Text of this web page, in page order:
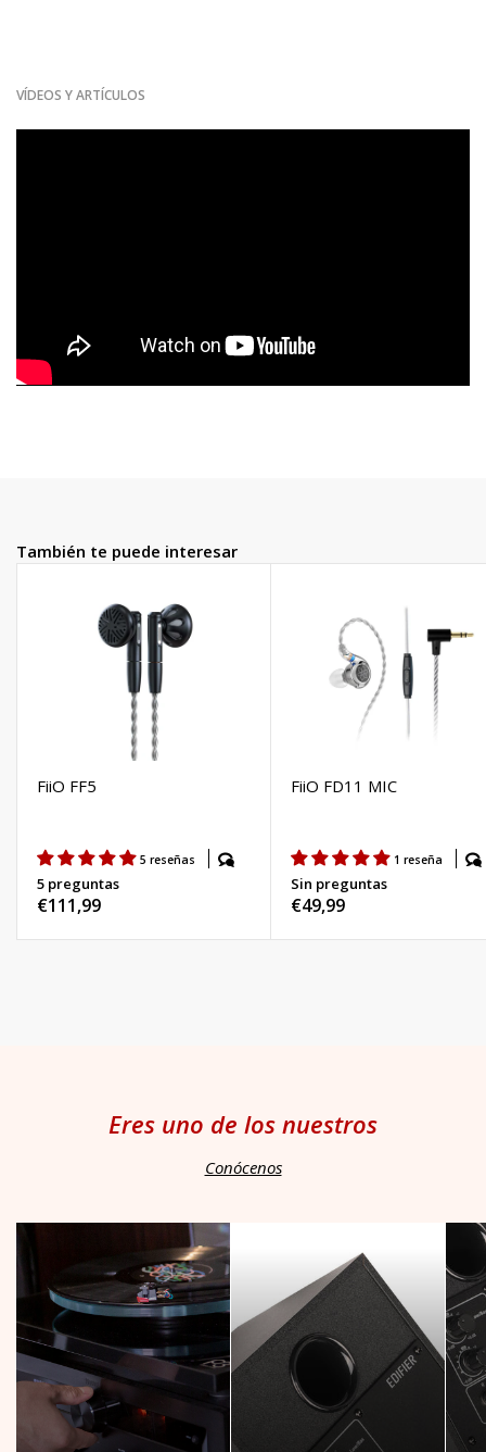
VÍDEOS Y ARTÍCULOS
También te puede interesar
FiiO FF5
5 reseñas
5 preguntas
Precio
€111,99
FiiO FD11 MIC
1 reseña
Sin preguntas
Precio
€49,99
Eres uno de los nuestros
Conócenos